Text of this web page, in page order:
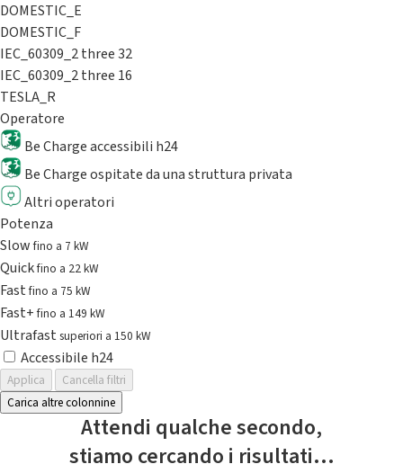
DOMESTIC_E
DOMESTIC_F
IEC_60309_2 three 32
IEC_60309_2 three 16
TESLA_R
Operatore
Be Charge accessibili h24
Be Charge ospitate da una struttura privata
Altri operatori
Potenza
Slowfino a 7 kW
Quickfino a 22 kW
Fastfino a 75 kW
Fast+fino a 149 kW
Ultrafast superiori a 150 kW
Accessibile h24
Applica
Cancella filtri
Carica altre colonnine
Attendi qualche secondo,
stiamo cercando i risultati...